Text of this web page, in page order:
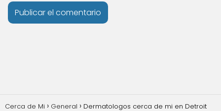
Cerca de Mi General Dermatologos cerca de mi en Detroit